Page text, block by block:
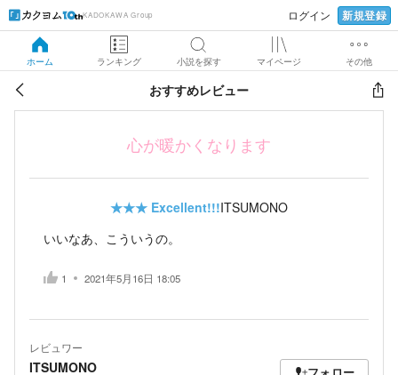
KADOKAWA Group ログイン 新規登録
ホーム ランキング 小説を探す マイページ その他
おすすめレビュー
心が暖かくなります
★★★ Excellent!!!ITSUMONO
いいなあ、こういうの。
1 2021年5月16日 18:05
レビュワー
ITSUMONO